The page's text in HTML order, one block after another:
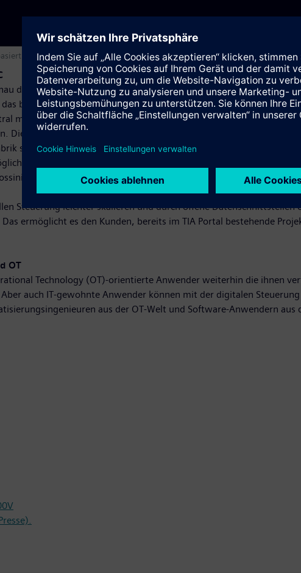
auf den Funktionalitäten einer S7-1500 Hardware-PLC und wird über
das, denn Anwender können bewährte Funktionalitäten der S7-
bedeutet, es ist keine spezifische Hardware notwendig. Über
managen und flexibel an die Bedürfnisse der Kunden anpassen.
Diese Art der datenzentrierten und softwarebasierten
sind, so bekommen sie zum Beispiel eine Diagnosemeldung,
auf die virtuelle Steuerung aus der Ferne zuzugreifen.
Tsouchnika, Vice President Control bei Siemens.
Steuerung leichter skalieren und durch offene
ermöglicht es den Kunden, bereits im TIA Portal bestehende
OT
Technology (OT)-orientierte Anwender weiterhin die ihnen
auch IT-gewohnte Anwender können mit der digitalen
aus der OT-Welt und Software-Anwendern